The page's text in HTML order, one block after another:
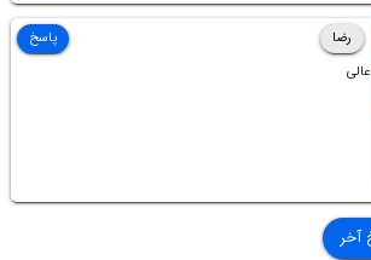
رضا
عالی
پاسخ